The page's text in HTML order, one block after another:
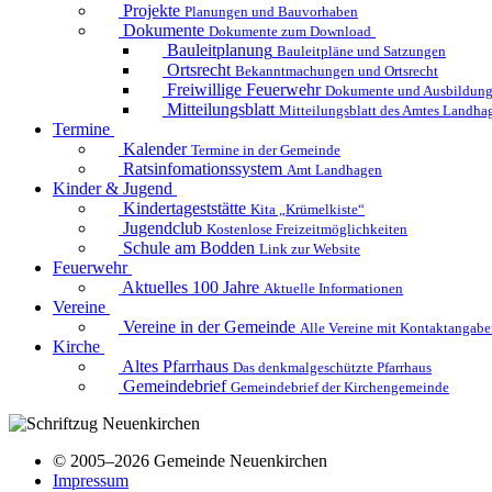
Projekte Planungen und Bauvorhaben
Dokumente Dokumente zum Download
Bauleitplanung Bauleitpläne und Satzungen
Ortsrecht Bekanntmachungen und Ortsrecht
Freiwillige Feuerwehr Dokumente und
Mitteilungsblatt Mitteilungsblatt des Amtes
Termine
Kalender Termine in der Gemeinde
Ratsinfomationssystem Amt Landhagen
Kinder & Jugend
Kindertageststätte Kita „Krümelkiste“
Jugendclub Kostenlose Freizeitmöglichkeiten
Schule am Bodden Link zur Website
Feuerwehr
Aktuelles 100 Jahre Aktuelle Informationen
Vereine
Vereine in der Gemeinde Alle Vereine mit
Kirche
Altes Pfarrhaus Das denkmalgeschützte Pfarrhaus
Gemeindebrief Gemeindebrief der Kirchengemeinde
© 2005–2026 Gemeinde Neuenkirchen
Impressum